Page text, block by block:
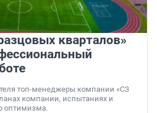
кварталов»
топ-менеджеры компании «СЗ
компании, испытаниях и
оптимизма.